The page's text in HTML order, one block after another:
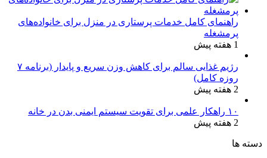
راهنمای کامل خدمات پرستاری در منزل برای خانواده‌های
پرمشغله
1 هفته پیش
رژیم غذایی سالم برای کاهش وزن سریع و پایدار (برنامه ۷
روزه کامل)
2 هفته پیش
۱۰ راهکار علمی برای تقویت سیستم ایمنی بدن در خانه
2 هفته پیش
دسته ها